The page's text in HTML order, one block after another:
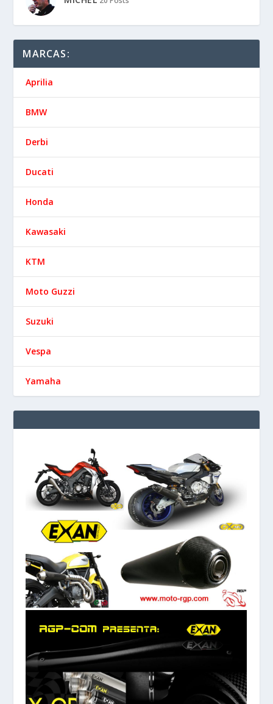
MARCAS:
Aprilia
BMW
Derbi
Ducati
Honda
Kawasaki
KTM
Moto Guzzi
Suzuki
Vespa
Yamaha